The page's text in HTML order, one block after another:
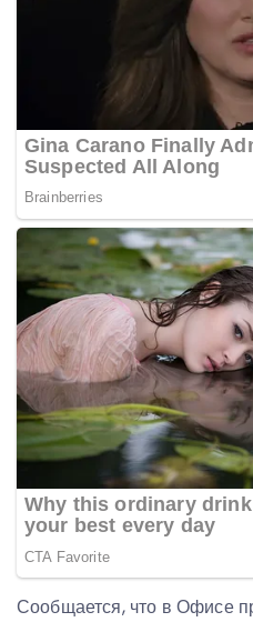
Сообщается, что в Офисе